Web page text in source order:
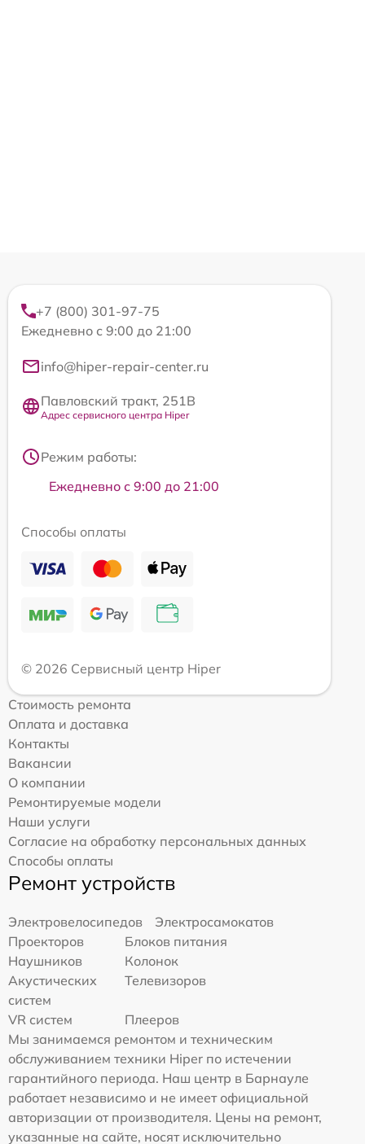
+7 (800) 301-97-75
Ежедневно с 9:00 до 21:00
info@hiper-repair-center.ru
Павловский тракт, 251В
Адрес сервисного центра Hiper
Режим работы:
Ежедневно с 9:00 до 21:00
Способы оплаты
© 2026 Сервисный центр Hiper
Стоимость ремонта
Оплата и доставка
Контакты
Вакансии
О компании
Ремонтируемые модели
Наши услуги
Согласие на обработку персональных данных
Способы оплаты
Ремонт устройств
Электровелосипедов
Электросамокатов
Проекторов
Блоков питания
Наушников
Колонок
Акустических
систем
Телевизоров
VR систем
Плееров
Мы занимаемся ремонтом и техническим
обслуживанием техники Hiper по истечении
гарантийного периода. Наш центр в Барнауле
работает независимо и не имеет официальной
авторизации от производителя. Цены на ремонт,
указанные на сайте, носят исключительно